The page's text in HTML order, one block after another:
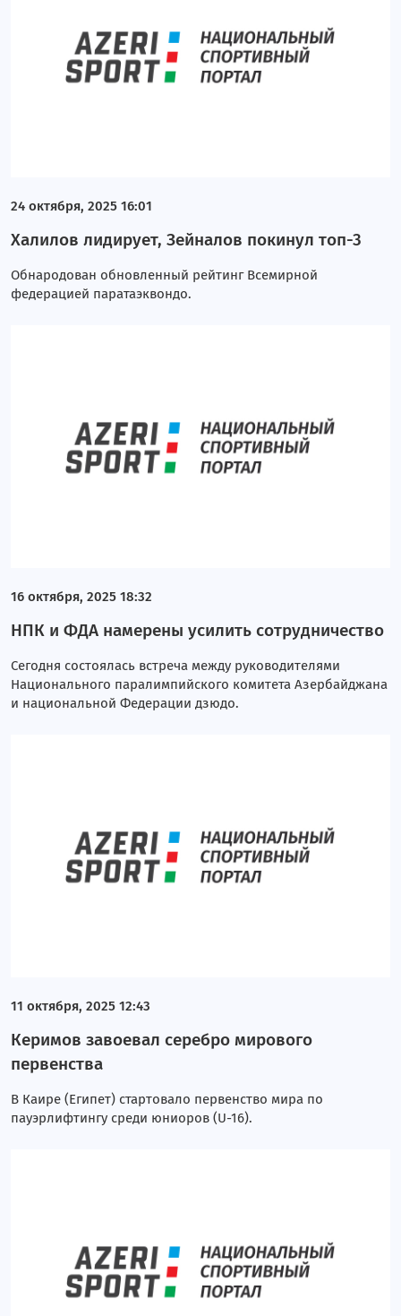
24 октября, 2025 16:01
Халилов лидирует, Зейналов покинул топ-3
Обнародован обновленный рейтинг Всемирной
федерацией паратаэквондо.
16 октября, 2025 18:32
НПК и ФДА намерены усилить сотрудничество
Сегодня состоялась встреча между руководителями
Национального паралимпийского комитета Азербайджана
и национальной Федерации дзюдо.
11 октября, 2025 12:43
Керимов завоевал серебро мирового
первенства
В Каире (Египет) стартовало первенство мира по
пауэрлифтингу среди юниоров (U-16).